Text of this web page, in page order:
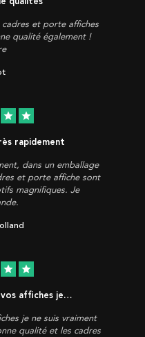
et porte affiches
qualité également !
star star
rapidement
dans un emballage
et porte affiche sont
magnifiques. Je
star star
affiches je…
je ne suis vraiment
qualité et les cadres